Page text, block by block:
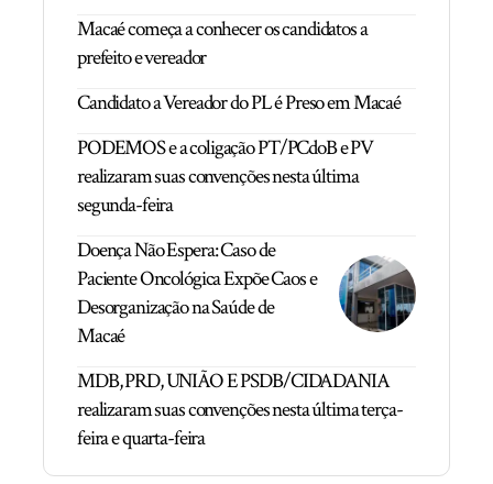
Macaé começa a conhecer os candidatos a
prefeito e vereador
Candidato a Vereador do PL é Preso em Macaé
PODEMOS e a coligação PT/PCdoB e PV
realizaram suas convenções nesta última
segunda-feira
Doença Não Espera: Caso de
Paciente Oncológica Expõe Caos e
Desorganização na Saúde de
Macaé
MDB, PRD, UNIÃO E PSDB/CIDADANIA
realizaram suas convenções nesta última terça-
feira e quarta-feira